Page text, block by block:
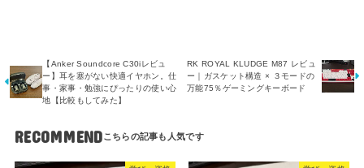
【Anker Soundcore C30iレビュ
ー】耳を塞がない快適イヤホン。仕
事・家事・勉強にぴったりの使い心
地【比較もしてみた】
RK ROYAL KLUDGE M87 レビュ
ー｜ガスケット構造 × ３モードの
万能75％ゲーミングキーボード
RECOMMEND